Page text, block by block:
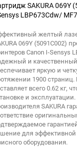
SAKURA 069Y
LBP673Cdw/
желтый
069Y (5091C002)
Canon I-Sensys
и
яркую и
1900 страниц.
всего 0.62 кг,
и
SAKURA
для
оборудования.